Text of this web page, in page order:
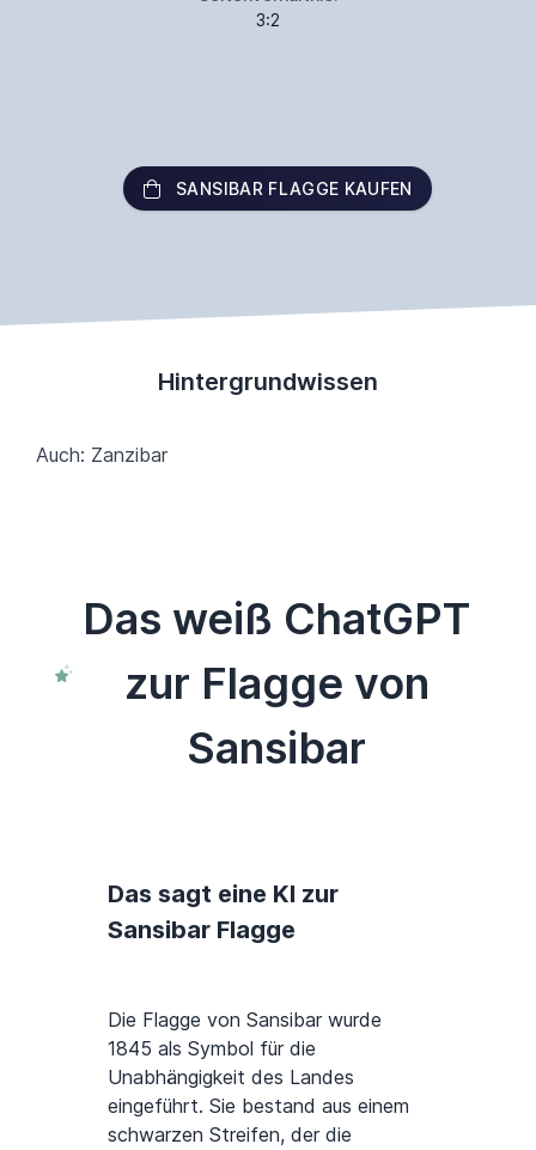
3:2
SANSIBAR FLAGGE KAUFEN
Hintergrundwissen
Auch: Zanzibar
Das weiß ChatGPT
zur Flagge von
Sansibar
Das sagt eine KI zur
Sansibar Flagge
Die Flagge von Sansibar wurde
1845 als Symbol für die
Unabhängigkeit des Landes
eingeführt. Sie bestand aus einem
schwarzen Streifen, der die